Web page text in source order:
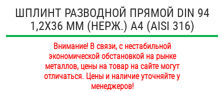
ОПТ
ПОКУПАТЕЛЯМ
ОПЛАТА И ДОСТАВКА
НАШИ МАГАЗИНЫ
Антивандальный крепёж, инструмент
Болты и винты
Втулки
ШПЛИНТ РАЗВОДНОЙ ПРЯМОЙ DIN 94
1,2Х36 ММ (НЕРЖ.) A4 (AISI 316)
Внимание! В связи, с нестабильной
экономической обстановкой на рынке
металлов, цены на товар на сайте могут
отличаться. Цены и наличие уточняйте у
менеджеров!